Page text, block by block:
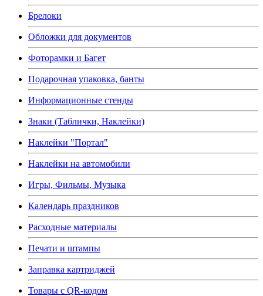
Брелоки
Обложки для документов
Фоторамки и Багет
Подарочная упаковка, банты
Информационные стенды
Знаки (Таблички, Наклейки)
Наклейки "Портал"
Наклейки на автомобили
Игры, Фильмы, Музыка
Календарь праздников
Расходные материалы
Печати и штампы
Заправка картриджей
Товары с QR-кодом